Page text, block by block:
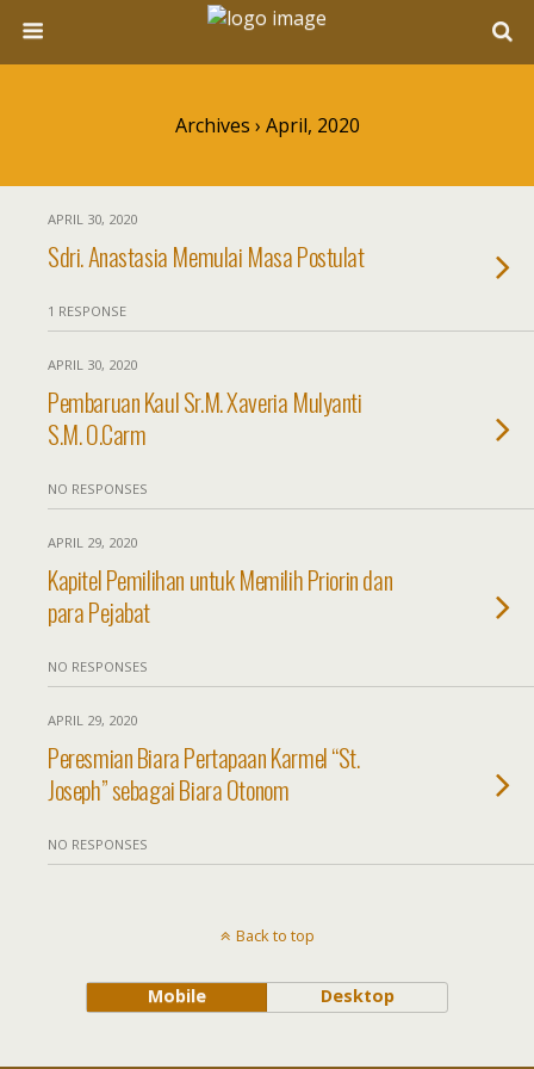
Archives › April, 2020
APRIL 30, 2020
Sdri. Anastasia Memulai Masa Postulat
1 RESPONSE
APRIL 30, 2020
Pembaruan Kaul Sr.M. Xaveria Mulyanti
S.M. O.Carm
NO RESPONSES
APRIL 29, 2020
Kapitel Pemilihan untuk Memilih Priorin dan
para Pejabat
NO RESPONSES
APRIL 29, 2020
Peresmian Biara Pertapaan Karmel “St.
Joseph” sebagai Biara Otonom
NO RESPONSES
Back to top
Mobile Desktop